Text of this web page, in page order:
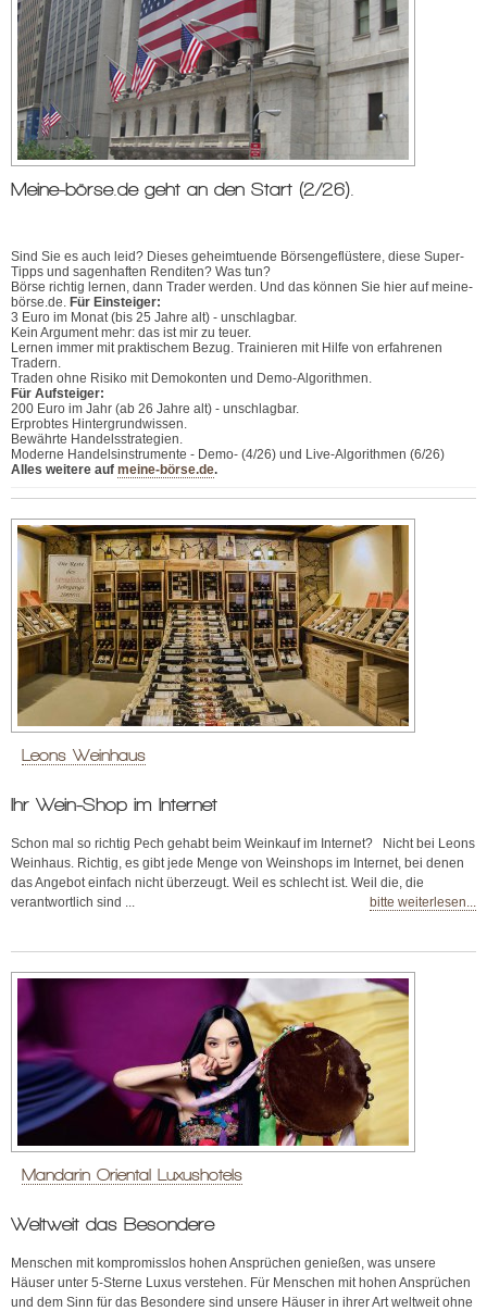
Meine-börse.de geht an den Start (2/26).
Sind Sie es auch leid? Dieses geheimtuende Börsengeflüstere, diese Super-
Tipps und sagenhaften Renditen? Was tun?
Börse richtig lernen, dann Trader werden. Und das können Sie hier auf meine-
börse.de. Für Einsteiger:
3 Euro im Monat (bis 25 Jahre alt) - unschlagbar.
Kein Argument mehr: das ist mir zu teuer.
Lernen immer mit praktischem Bezug. Trainieren mit Hilfe von erfahrenen
Tradern.
Traden ohne Risiko mit Demokonten und Demo-Algorithmen.
Für Aufsteiger:
200 Euro im Jahr (ab 26 Jahre alt) - unschlagbar.
Erprobtes Hintergrundwissen.
Bewährte Handelsstrategien.
Moderne Handelsinstrumente - Demo- (4/26) und Live-Algorithmen (6/26)
Alles weitere auf meine-börse.de.
Leons Weinhaus
Ihr Wein-Shop im Internet
Schon mal so richtig Pech gehabt beim Weinkauf im Internet? Nicht bei Leons
Weinhaus. Richtig, es gibt jede Menge von Weinshops im Internet, bei denen
das Angebot einfach nicht überzeugt. Weil es schlecht ist. Weil die, die
verantwortlich sind ...
bitte weiterlesen...
Mandarin Oriental Luxushotels
Weltweit das Besondere
Menschen mit kompromisslos hohen Ansprüchen genießen, was unsere
Häuser unter 5-Sterne Luxus verstehen. Für Menschen mit hohen Ansprüchen
und dem Sinn für das Besondere sind unsere Häuser in ihrer Art weltweit ohne